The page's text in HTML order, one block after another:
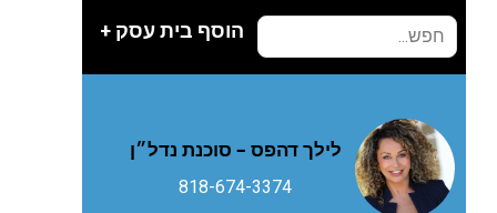
הוסף בית עסק +
לילך דהפס – סוכנת נדל״ן
818-674-3374